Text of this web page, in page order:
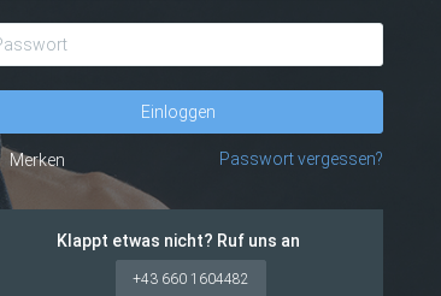
Einloggen
Merken Passwort vergessen?
Klappt etwas nicht? Ruf uns an
+43 660 1604482